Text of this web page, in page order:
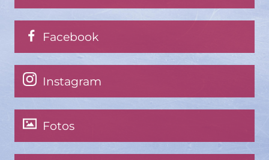
Facebook
Instagram
Fotos